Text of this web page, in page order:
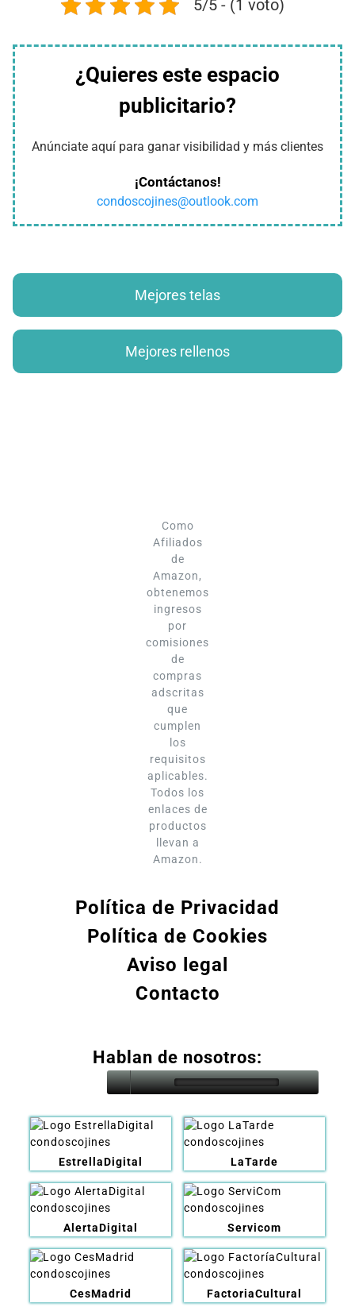
5/5 - (1 voto)
¿Quieres este espacio
publicitario?
Anúnciate aquí para ganar visibilidad y más clientes
¡Contáctanos!
condoscojines@outlook.com
Mejores telas
Mejores rellenos
Como
Afiliados
de
Amazon,
obtenemos
ingresos
por
comisiones
de
compras
adscritas
que
cumplen
los
requisitos
aplicables.
Todos los
enlaces de
productos
llevan a
Amazon.
Política de Privacidad
Política de Cookies
Aviso legal
Contacto
Hablan de nosotros:
EstrellaDigital LaTarde
AlertaDigital Servicom
CesMadrid FactoriaCultural